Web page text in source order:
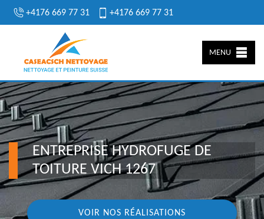
+4176 669 77 31 +4176 669 77 31
MENU
ENTREPRISE HYDROFUGE DE
TOITURE VICH 1267
VOIR NOS RÉALISATIONS